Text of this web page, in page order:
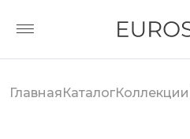
ГлавнаяКаталогКоллекции